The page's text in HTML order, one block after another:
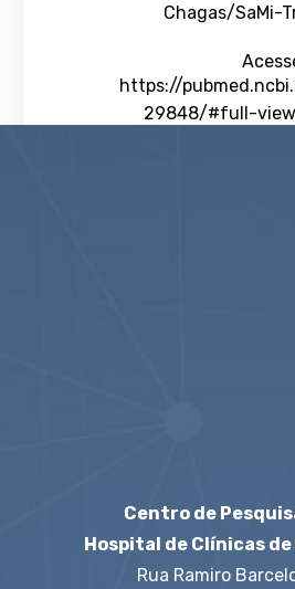
Chagas/SaMi-
https://
29848/#full-
Centro de
Hospital de Clínicas
Rua Ramiro